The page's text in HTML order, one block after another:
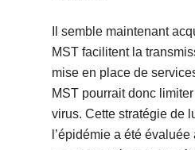
Il semble maintenant
MST facilitent la
mise en place de
MST pourrait donc
virus. Cette stratégie de
l’épidémie a été